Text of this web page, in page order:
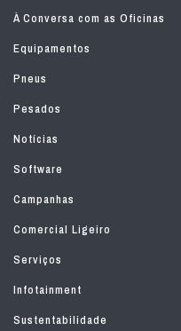
À Conversa com as Oficinas
Equipamentos
Pneus
Pesados
Notícias
Software
Campanhas
Comercial Ligeiro
Serviços
Infotainment
Sustentabilidade